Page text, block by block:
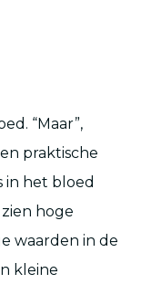
“Maar”,
praktische
in het bloed
hoge
waarden in de
kleine